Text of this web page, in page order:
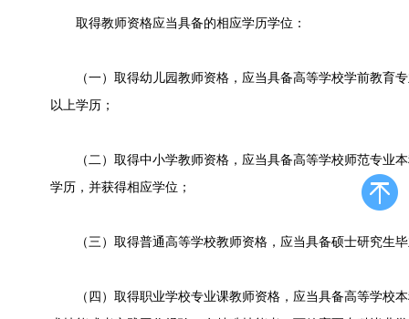
取得教师资格应当具备的相应学历学位：
（一）取得幼儿园教师资格，应当具备高等学校学前教育专
以上学历；
（二）取得中小学教师资格，应当具备高等学校师范专业本
学历，并获得相应学位；
（三）取得普通高等学校教师资格，应当具备硕士研究生毕
（四）取得职业学校专业课教师资格，应当具备高等学校本